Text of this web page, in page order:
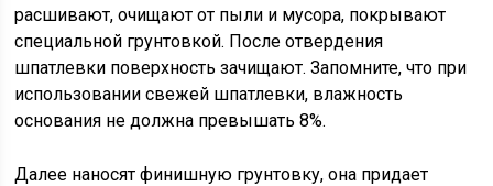
расшивают, очищают от пыли и мусора, покрывают
специальной грунтовкой. После отвердения
шпатлевки поверхность зачищают. Запомните, что при
использовании свежей шпатлевки, влажность
основания не должна превышать 8%.
Далее наносят финишную грунтовку, она придает